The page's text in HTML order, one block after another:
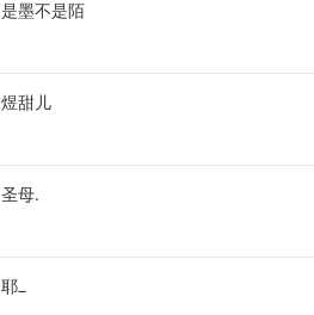
是墨不是陌
煜甜儿
圣母.
耶_